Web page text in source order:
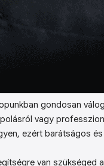
gondosan
vagy
ezért barátságos
van szükséged